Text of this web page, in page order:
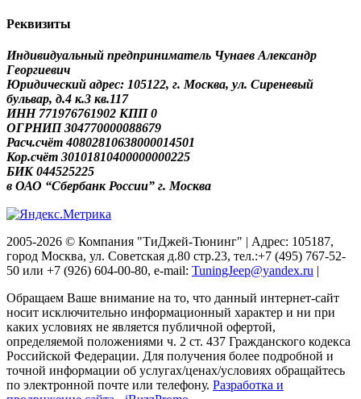
Реквизиты
Индивидуальный предприниматель Чунаев Александр
Георгиевич
Юридический адрес: 105122, г. Москва, ул. Сиреневый
бульвар, д.4 к.3 кв.117
ИНН 771976761902 КПП 0
ОГРНИП 304770000088679
Расч.счёт 40802810638000014501
Кор.счёт 30101810400000000225
БИК 044525225
в ОАО “Сбербанк России” г. Москва
2005-2026 © Компания "ТиДжей-Тюнинг" | Адрес: 105187,
город Москва, ул. Советская д.80 стр.23, тел.:+7 (495) 767-52-
50 или +7 (926) 604-00-80, e-mail: TuningJeep@yandex.ru |
Обращаем Ваше внимание на то, что данный интернет-сайт
носит исключительно информационный характер и ни при
каких условиях не является публичной офертой,
определяемой положениями ч. 2 ст. 437 Гражданского кодекса
Российской Федерации. Для получения более подробной и
точной информации об услугах/ценах/условиях обращайтесь
по электронной почте или телефону. Разработка и